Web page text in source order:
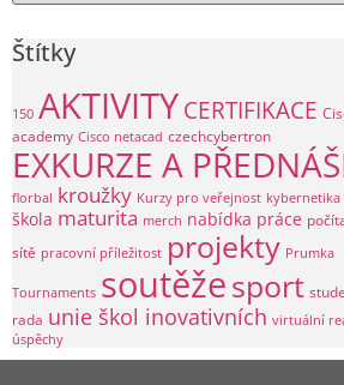
Štítky
150 AKTIVITYCERTIFIKACE
academy Cisco netacad czechcybertron
EXKURZE A
florbal kroužky Kurzy pro veřejnost kybernetika
škola maturita merch nabídka práce
sítě pracovní příležitost projekty Prumka
Tournaments soutěžesport
rada unie škol inovativních virtuální
úspěchy